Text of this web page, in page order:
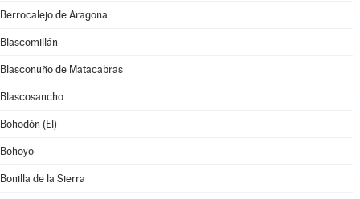
Berrocalejo de Aragona
Blascomillán
Blasconuño de Matacabras
Blascosancho
Bohodón (El)
Bohoyo
Bonilla de la Sierra